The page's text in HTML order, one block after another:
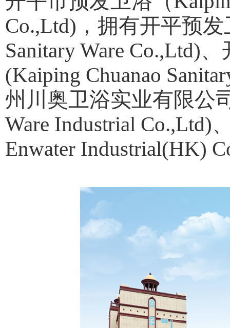
Co.,Ltd)，拥有开平预
Sanitary Ware Co.,Ltd)
(Kaiping Chuanao
州川奥卫浴实业有限公
Ware Industrial
Enwater Industrial(HK)